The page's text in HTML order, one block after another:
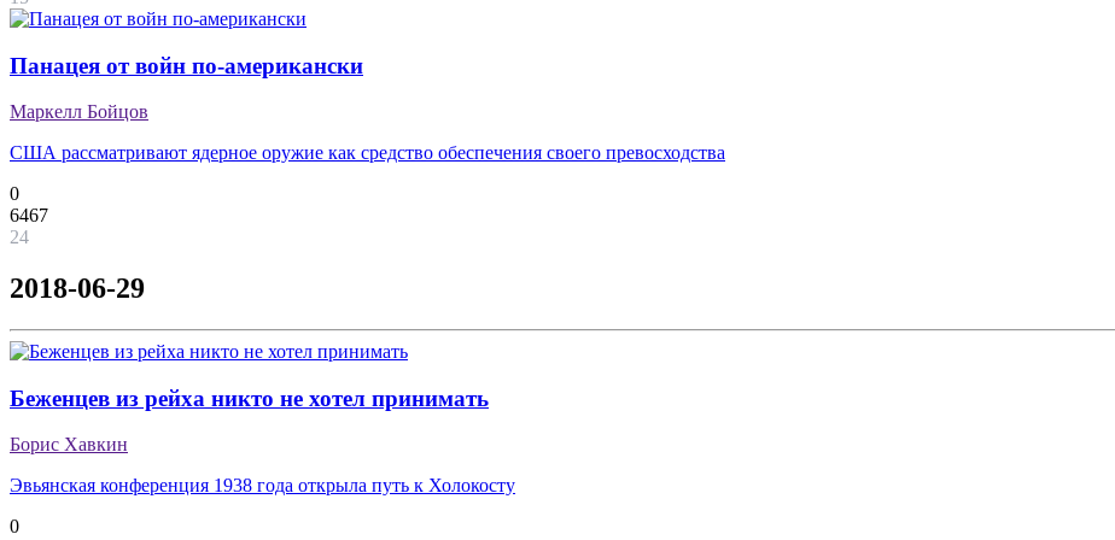
Панацея от войн по-американски
Маркелл Бойцов
США рассматривают ядерное оружие как средство обеспечения своего превосходства
0
6467
24
2018-06-29
Беженцев из рейха никто не хотел принимать
Борис Хавкин
Эвьянская конференция 1938 года открыла путь к Холокосту
0